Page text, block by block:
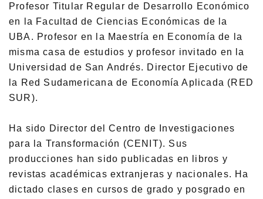
Profesor Titular Regular de Desarrollo Económico
en la Facultad de Ciencias Económicas de la
UBA. Profesor en la Maestría en Economía de la
misma casa de estudios y profesor invitado en la
Universidad de San Andrés. Director Ejecutivo de
la Red Sudamericana de Economía Aplicada (RED
SUR).
Ha sido Director del Centro de Investigaciones
para la Transformación (CENIT). Sus
producciones han sido publicadas en libros y
revistas académicas extranjeras y nacionales. Ha
dictado clases en cursos de grado y posgrado en